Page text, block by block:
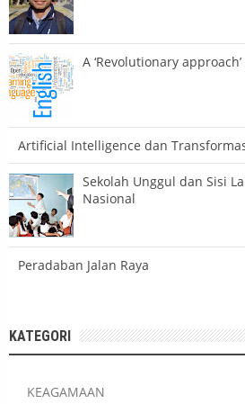
A ‘Revolutionary
Artificial Intelligence dan
Sekolah Unggul dan Sisi
Nasional
Peradaban Jalan Raya
KATEGORI
KEAGAMAAN